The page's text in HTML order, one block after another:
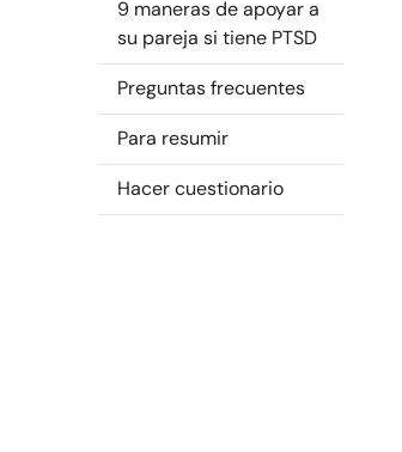
9 maneras de apoyar a
su pareja si tiene PTSD
Preguntas frecuentes
Para resumir
Hacer cuestionario